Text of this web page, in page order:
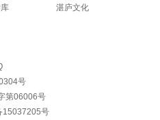
湛庐文化
号
第06006号
15037205号